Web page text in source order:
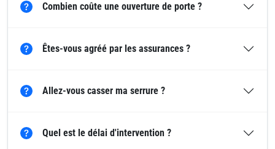
Combien coûte une ouverture de porte ?
Êtes-vous agréé par les assurances ?
Allez-vous casser ma serrure ?
Quel est le délai d'intervention ?